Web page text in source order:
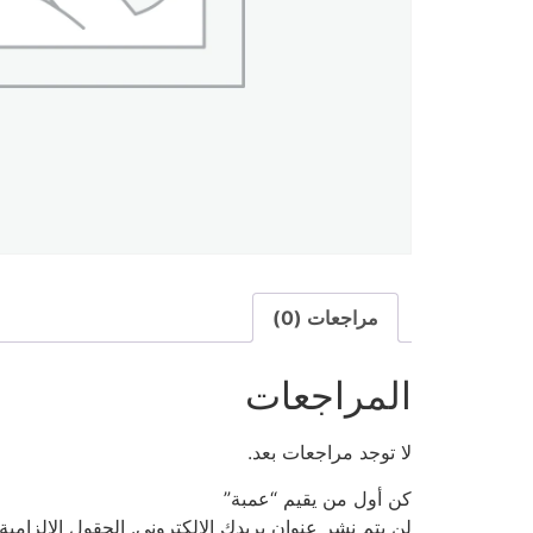
مراجعات (0)
المراجعات
لا توجد مراجعات بعد.
كن أول من يقيم “عمبة”
لن يتم نشر عنوان بريدك الإلكتروني. الحقول